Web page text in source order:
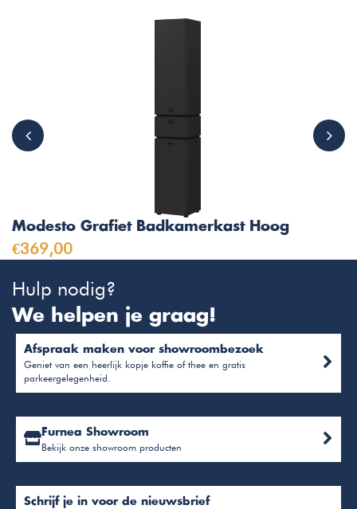
Modesto Grafiet Badkamerkast Hoog
€369,00
Hulp nodig?
We helpen je graag!
Afspraak maken voor showroombezoek
Geniet van een heerlijk kopje koffie of thee en gratis
parkeergelegenheid.
Furnea Showroom
Bekijk onze showroom producten
Schrijf je in voor de nieuwsbrief